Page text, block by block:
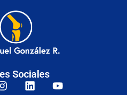
Sociales
I L Y